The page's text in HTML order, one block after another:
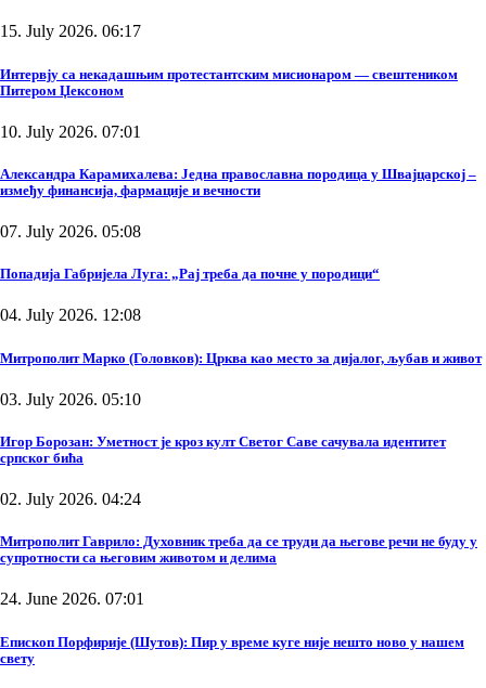
15. July 2026. 06:17
Интервју са некадашњим протестантским мисионаром — свештеником
Питером Џексоном
10. July 2026. 07:01
Александра Карамихалева: Једна православна породица у Швајцарској –
између финансија, фармације и вечности
07. July 2026. 05:08
Попадија Габријела Луга: „Рај треба да почне у породици“
04. July 2026. 12:08
Митрополит Марко (Головков): Црква као место за дијалог, љубав и живот
03. July 2026. 05:10
Игор Борозан: Уметност је кроз култ Светог Саве сачувала идентитет
српског бића
02. July 2026. 04:24
Митрополит Гаврило: Духовник треба да се труди да његове речи не буду у
супротности са његовим животом и делима
24. June 2026. 07:01
Епископ Порфирије (Шутов): Пир у време куге није нешто ново у нашем
свету